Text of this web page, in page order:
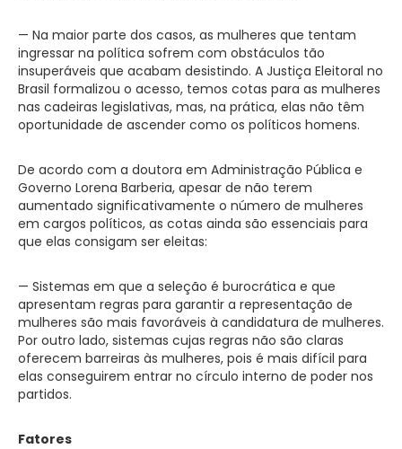
— Na maior parte dos casos, as mulheres que tentam
ingressar na política sofrem com obstáculos tão
insuperáveis que acabam desistindo. A Justiça Eleitoral no
Brasil formalizou o acesso, temos cotas para as mulheres
nas cadeiras legislativas, mas, na prática, elas não têm
oportunidade de ascender como os políticos homens.
De acordo com a doutora em Administração Pública e
Governo Lorena Barberia, apesar de não terem
aumentado significativamente o número de mulheres
em cargos políticos, as cotas ainda são essenciais para
que elas consigam ser eleitas:
— Sistemas em que a seleção é burocrática e que
apresentam regras para garantir a representação de
mulheres são mais favoráveis à candidatura de mulheres.
Por outro lado, sistemas cujas regras não são claras
oferecem barreiras às mulheres, pois é mais difícil para
elas conseguirem entrar no círculo interno de poder nos
partidos.
Fatores